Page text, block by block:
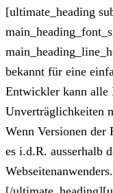
[ultimate_heading
bekannt für eine
Entwickler kann alle
Unverträglichkeiten
Wenn Versionen der
es i.d.R. ausserhalb